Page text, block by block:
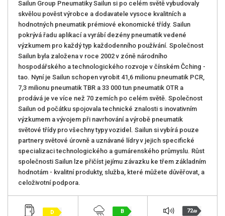
Sailun Group Pneumatiky Sailun si po celém světě vybudovaly
skvělou pověst výrobce a dodavatele vysoce kvalitních a
hodnotných pneumatik prémiové ekonomické třídy. Sailun
pokrývá řadu aplikací a vyrábí dezény pneumatik vedené
výzkumem pro každý typ každodenního používání. Společnost
Sailun byla založena v roce 2002 v zóně národního
hospodářského a technologického rozvoje v čínském Čching -
tao. Nyní je Sailun schopen vyrobit 41,6 milionu pneumatik PCR,
7,3 milionu pneumatik TBR a 33 000 tun pneumatik OTR a
prodává je ve více než 70 zemích po celém světě. Společnost
Sailun od počátku spojovala technické znalosti s inovativním
výzkumem a vývojem při navrhování a výrobě pneumatik
světové třídy pro všechny typy vozidel. Sailun si vybírá pouze
partnery světové úrovně a uznávané lídry v jejich specifické
specializaci technologického a gumárenského průmyslu. Růst
společnosti Sailun lze přičíst jejímu závazku ke třem základním
hodnotám - kvalitní produkty, služba, které můžete důvěřovat, a
celoživotní podpora.
D B 72dB